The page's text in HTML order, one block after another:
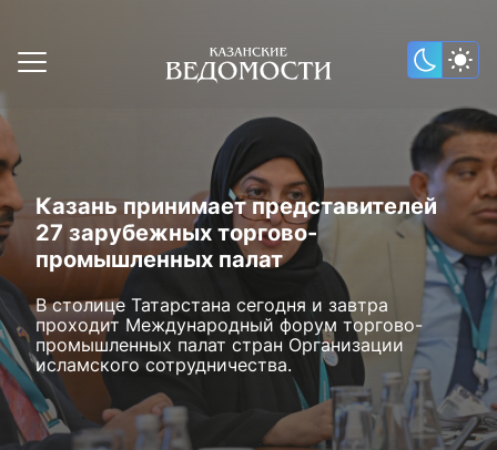
Казань принимает представителей
27 зарубежных торгово-
промышленных палат
В столице Татарстана сегодня и завтра
проходит Международный форум торгово-
промышленных палат стран Организации
исламского сотрудничества.